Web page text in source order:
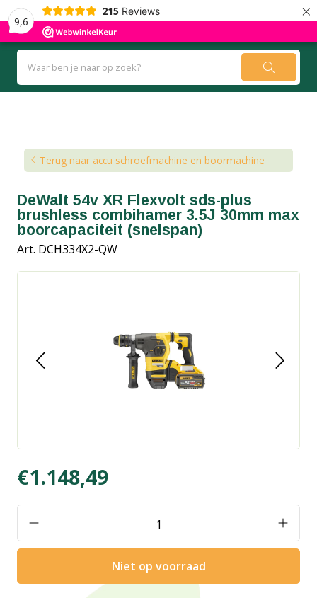
9,6
215 Reviews ×
Terug naar accu schroefmachine en boormachine
DeWalt 54v XR Flexvolt sds-plus
brushless combihamer 3.5J 30mm max
boorcapaciteit (snelspan)
Art. DCH334X2-QW
€1.148,49
Niet op voorraad